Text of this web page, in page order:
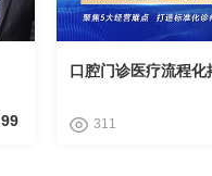
99
口腔门诊医疗流程化
311